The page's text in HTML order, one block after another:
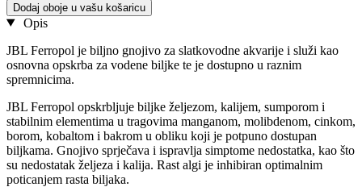
Dodaj oboje u vašu košaricu
Opis
JBL Ferropol je biljno gnojivo za slatkovodne akvarije i služi kao
osnovna opskrba za vodene biljke te je dostupno u raznim
spremnicima.
JBL Ferropol opskrbljuje biljke željezom, kalijem, sumporom i
stabilnim elementima u tragovima manganom, molibdenom, cinkom,
borom, kobaltom i bakrom u obliku koji je potpuno dostupan
biljkama. Gnojivo sprječava i ispravlja simptome nedostatka, kao što
su nedostatak željeza i kalija. Rast algi je inhibiran optimalnim
poticanjem rasta biljaka.